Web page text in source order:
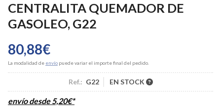
CENTRALITA QUEMADOR DE
GASOLEO, G22
80,88€
La modalidad de envío puede variar el importe final del pedido.
Ref.: G22 EN STOCK
envío desde5,20€*